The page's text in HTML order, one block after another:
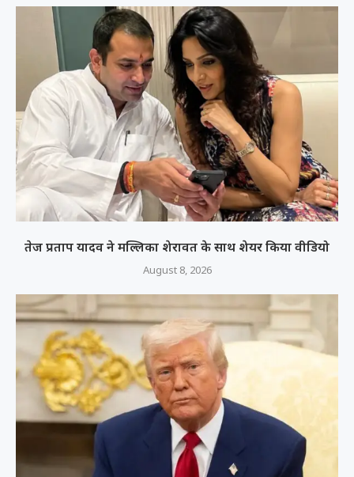
तेज प्रताप यादव ने मल्लिका शेरावत के साथ शेयर किया वीडियो
August 8, 2026